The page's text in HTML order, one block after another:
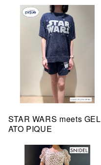
STAR WARS meets GEL
ATO PIQUE